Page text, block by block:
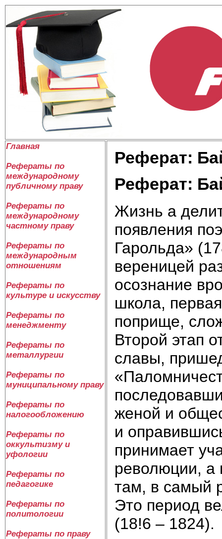
Главная
Рефераты по
международному
публичному праву
Рефераты по
международному
частному праву
Рефераты по
международным
отношениям
Рефераты по
культуре и искусству
Рефераты по
менеджменту
Рефераты по
металлургии
Рефераты по
муниципальному праву
Рефераты по
налогообложению
Рефераты по
оккультизму и
уфологии
Рефераты по
педагогике
Рефераты по
политологии
Рефераты по праву
Реферат:
Реферат:
Жизнь а
появления
Гарольда»
вереницей
осознание
школа,
поприще,
Второй этап
славы,
женой и
и
принимает
революции, а
там, в самый
Это период
(18!6 – 1824).